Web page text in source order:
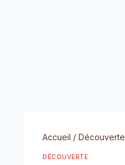
Accueil / Découverte
DÉCOUVERTE